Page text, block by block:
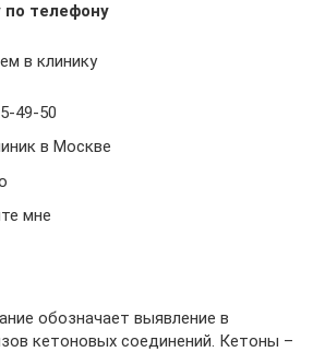
по телефону
в клинику
49-50
в Москве
мне
обозначает выявление в
кетоновых соединений. Кетоны –